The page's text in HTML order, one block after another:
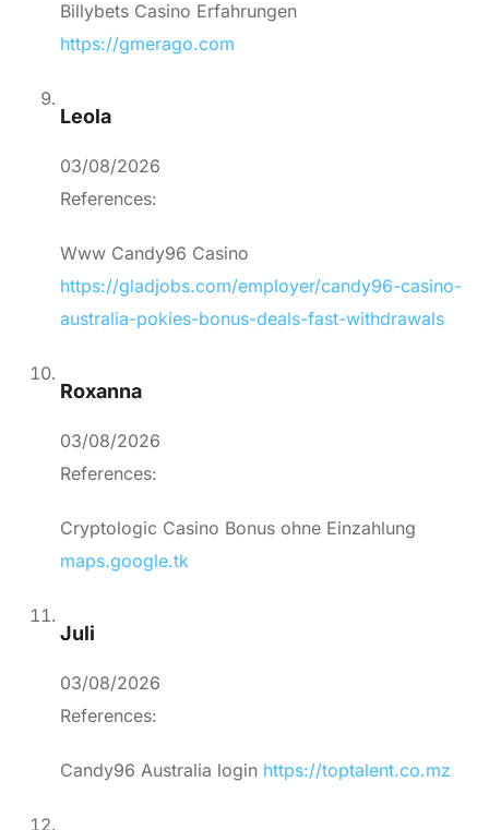
Billybets Casino Erfahrungen
https://gmerago.com
Leola
03/08/2026
References:
Www Candy96 Casino
https://gladjobs.com/employer/candy96-casino-
australia-pokies-bonus-deals-fast-withdrawals
Roxanna
03/08/2026
References:
Cryptologic Casino Bonus ohne Einzahlung
maps.google.tk
Juli
03/08/2026
References:
Candy96 Australia login https://toptalent.co.mz